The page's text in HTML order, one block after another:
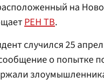
на
РЕН ТВ.
случился 25
о попытке